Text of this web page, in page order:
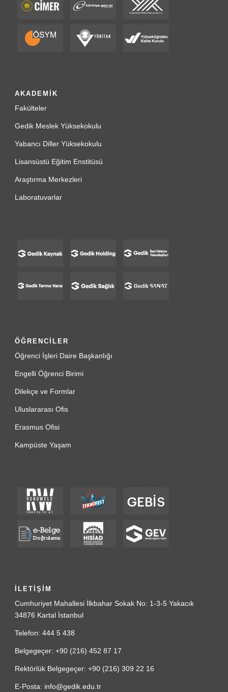
AKADEMİK
Fakülteler
Gedik Meslek Yüksekokulu
Yabancı Diller Yüksekokulu
Lisansüstü Eğitim Enstitüsü
Araştırma Merkezleri
Laboratuvarlar
ÖĞRENCİLER
Öğrenci İşleri Daire Başkanlığı
Engelli Öğrenci Birimi
Dilekçe ve Formlar
Uluslararası Ofis
Erasmus Ofisi
Kampüste Yaşam
İLETİŞİM
Cumhuriyet Mahallesi İlkbahar Sokak No: 1-3-5 Yakacık
34876 Kartal İstanbul
Telefon: 444 5 438
Belgegeçer: +90 (216) 452 87 17
Rektörlük Belgegeçer: +90 (216) 309 22 16
E-Posta: info@gedik.edu.tr